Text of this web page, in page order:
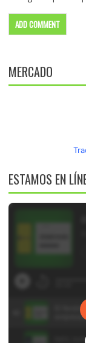
MERCADO
ESTAMOS EN